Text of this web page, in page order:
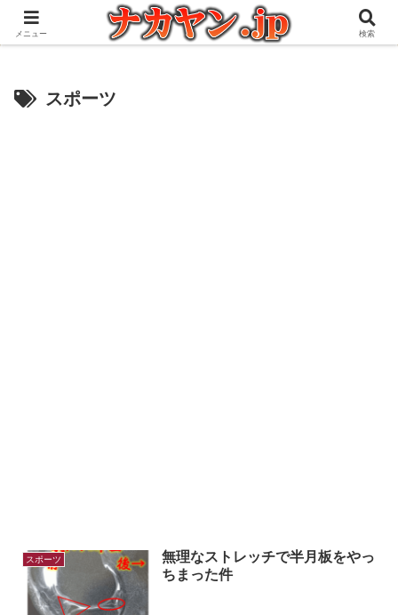
アウトドアとガジェット好きな管理人の愉快な日々を綴るブログ
スポーツ
スポーツ
無理なストレッチで半月板をやっ
ちまった件
メニュー 検索